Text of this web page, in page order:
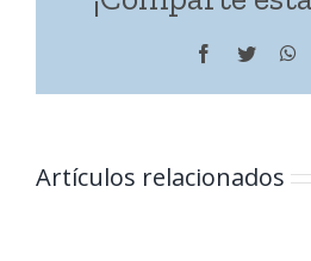
Facebook
Twitter
Artículos relacionados